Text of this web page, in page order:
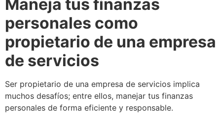
Maneja tus finanzas
personales como
propietario de una empresa
de servicios
Ser propietario de una empresa de servicios implica
muchos desafíos; entre ellos, manejar tus finanzas
personales de forma eficiente y responsable.